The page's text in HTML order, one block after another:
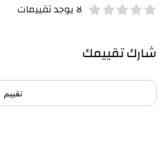
لا يوجد تقييمات
بيانات التقييمات
شارك تقييمك
تقييم